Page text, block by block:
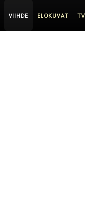
VIIHDE ELOKUVAT TV